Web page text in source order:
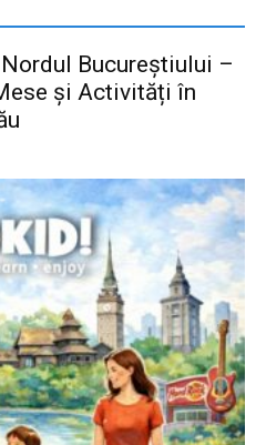
Bucureștiului –
și Activități în